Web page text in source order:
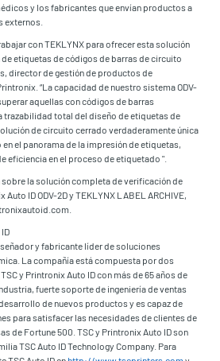
y los fabricantes que envían productos a
externos.
con TEKLYNX para ofrecer esta solución
etiquetas de códigos de barras de circuito
director de gestión de productos de
“La capacidad de nuestro sistema ODV-
aquellas con códigos de barras
trazabilidad total del diseño de etiquetas de
de circuito cerrado verdaderamente única
el panorama de la impresión de etiquetas,
eficiencia en el proceso de etiquetado ".
la solución completa de verificación de
ID ODV-2D y TEKLYNX LABEL ARCHIVE,
y fabricante líder de soluciones
La compañía está compuesta por dos
y Printronix Auto ID con más de 65 años de
fuerte soporte de ingeniería de ventas
de nuevos productos y es capaz de
para satisfacer las necesidades de clientes de
de Fortune 500. TSC y Printronix Auto ID son
TSC Auto ID Technology Company. Para